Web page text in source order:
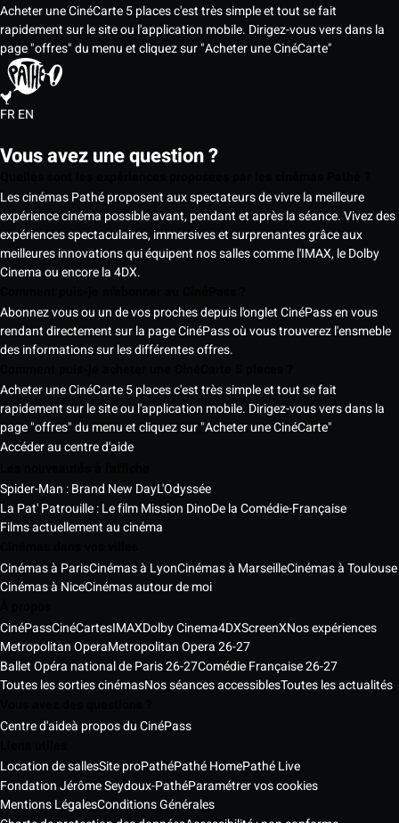
Acheter une CinéCarte 5 places c'est très simple et tout se fait
rapidement sur le site ou l'application mobile. Dirigez-vous vers dans la
page "offres" du menu et cliquez sur "Acheter une CinéCarte"
FREN
Vous avez une question ?
Les cinémas Pathé proposent aux spectateurs de vivre la meilleure
expérience cinéma possible avant, pendant et après la séance. Vivez des
expériences spectaculaires, immersives et surprenantes grâce aux
meilleures innovations qui équipent nos salles comme l'IMAX, le Dolby
Cinema ou encore la 4DX.
Abonnez vous ou un de vos proches depuis l'onglet CinéPass en vous
rendant directement sur la page CinéPass où vous trouverez l'ensmeble
des informations sur les différentes offres.
Acheter une CinéCarte 5 places c'est très simple et tout se fait
rapidement sur le site ou l'application mobile. Dirigez-vous vers dans la
page "offres" du menu et cliquez sur "Acheter une CinéCarte"
Accéder au centre d'aide
Spider-Man : Brand New DayL'Odyssée
La Pat' Patrouille : Le film Mission DinoDe la Comédie-Française
Films actuellement au cinéma
Cinémas à ParisCinémas à LyonCinémas à MarseilleCinémas à Toulouse
Cinémas à NiceCinémas autour de moi
CinéPassCinéCartesIMAXDolby Cinema4DXScreenXNos expériences
Metropolitan OperaMetropolitan Opera 26-27
Ballet Opéra national de Paris 26-27Comédie Française 26-27
Toutes les sorties cinémasNos séances accessiblesToutes les actualités
Centre d'aideà propos du CinéPass
Location de sallesSite proPathéPathé HomePathé Live
Fondation Jérôme Seydoux-PathéParamétrer vos cookies
Mentions LégalesConditions Générales